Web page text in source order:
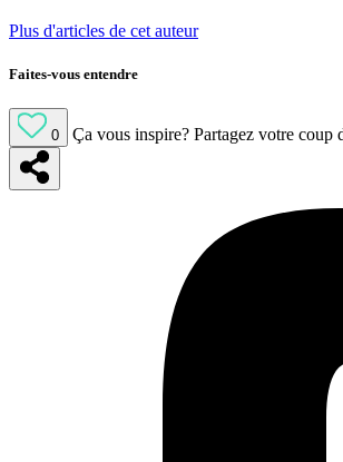
Plus d'articles de cet auteur
Faites-vous entendre
0 Ça vous inspire? Partagez votre coup